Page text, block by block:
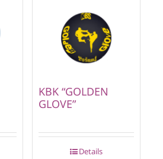
KBK “GOLDEN
GLOVE”
Details